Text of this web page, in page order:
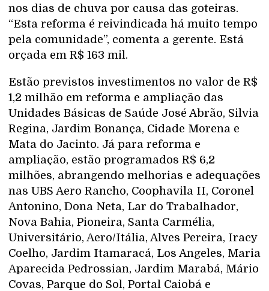
nos dias de chuva por causa das goteiras.
“Esta reforma é reivindicada há muito tempo
pela comunidade”, comenta a gerente. Está
orçada em R$ 163 mil.
Estão previstos investimentos no valor de R$
1,2 milhão em reforma e ampliação das
Unidades Básicas de Saúde José Abrão, Silvia
Regina, Jardim Bonança, Cidade Morena e
Mata do Jacinto. Já para reforma e
ampliação, estão programados R$ 6,2
milhões, abrangendo melhorias e adequações
nas UBS Aero Rancho, Coophavila II, Coronel
Antonino, Dona Neta, Lar do Trabalhador,
Nova Bahia, Pioneira, Santa Carmélia,
Universitário, Aero/Itália, Alves Pereira, Iracy
Coelho, Jardim Itamaracá, Los Angeles, Maria
Aparecida Pedrossian, Jardim Marabá, Mário
Covas, Parque do Sol, Portal Caiobá e